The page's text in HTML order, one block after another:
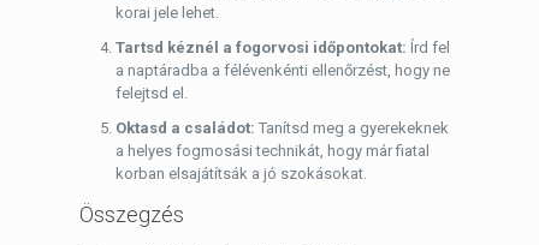
korai jele lehet.
Tartsd kéznél a fogorvosi időpontokat: Írd fel
a naptáradba a félévenkénti ellenőrzést, hogy ne
felejtsd el.
Oktasd a családot: Tanítsd meg a gyerekeknek
a helyes fogmosási technikát, hogy már fiatal
korban elsajátítsák a jó szokásokat.
Összegzés